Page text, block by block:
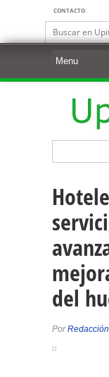
CONTACTO
del
Por